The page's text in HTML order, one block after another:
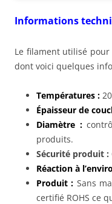
Informations
Le filament utilisé pour
dont voici quelques
Températures :
Épaisseur de
Diamètre :
produits.
Sécurité produit :
Réaction à
Produit : Sans
certifié ROHS ce